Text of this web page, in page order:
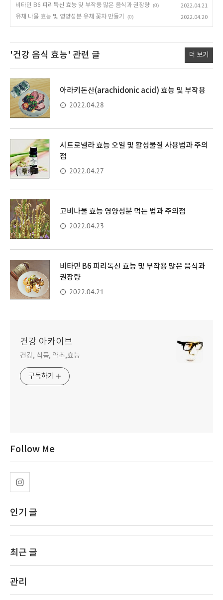
비타민 B6 피리독신 효능 및 부작용 많은 음식과 권장량 (0)
2022.04.21
유채 나물 효능 및 영양성분 유채 꽃차 만들기
(0) 2022.04.20
'건강 음식 효능' 관련 글 더 보기
아라키돈산(arachidonic acid) 효능 및 부작용
2022.04.28
시트로넬라 효능 오일 및 활성물질 사용법과 주의
점
2022.04.27
고비나물 효능 영양성분 먹는 법과 주의점
2022.04.23
비타민 B6 피리독신 효능 및 부작용 많은 음식과
권장량
2022.04.21
건강 아카이브
건강, 식품, 약초,효능
구독하기
Follow Me
인기 글
최근 글
관리